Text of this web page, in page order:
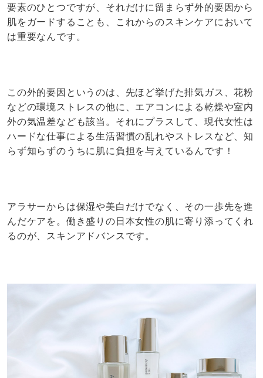
要素のひとつですが、それだけに留まらず外的要因から
肌をガードすることも、これからのスキンケアにおいて
は重要なんです。
この外的要因というのは、先ほど挙げた排気ガス、花粉
などの環境ストレスの他に、エアコンによる乾燥や室内
外の気温差なども該当。それにプラスして、現代女性は
ハードな仕事による生活習慣の乱れやストレスなど、知
らず知らずのうちに肌に負担を与えているんです！
アラサーからは保湿や美白だけでなく、その一歩先を進
んだケアを。働き盛りの日本女性の肌に寄り添ってくれ
るのが、スキンアドバンスです。